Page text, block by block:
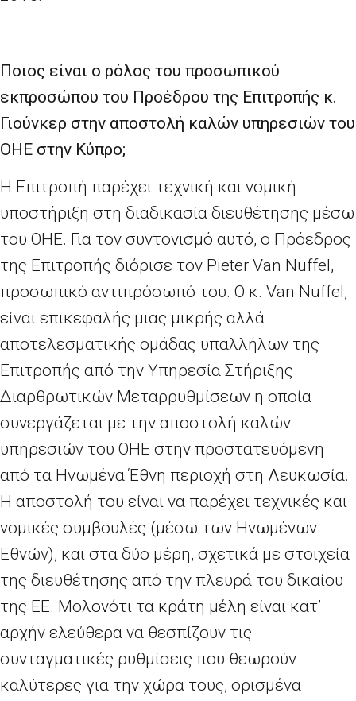
Ποιος είναι ο ρόλος του προσωπικού
εκπροσώπου του Προέδρου της Επιτροπής κ.
Γιούνκερ στην αποστολή καλών υπηρεσιών του
ΟΗΕ στην Κύπρο;
Η Επιτροπή παρέχει τεχνική και νομική
υποστήριξη στη διαδικασία διευθέτησης μέσω
του ΟΗΕ. Για τον συντονισμό αυτό, ο Πρόεδρος
της Επιτροπής διόρισε τον Pieter Van Nuffel,
προσωπικό αντιπρόσωπό του. Ο κ. Van Nuffel,
είναι επικεφαλής μιας μικρής αλλά
αποτελεσματικής ομάδας υπαλλήλων της
Επιτροπής από την Υπηρεσία Στήριξης
Διαρθρωτικών Μεταρρυθμίσεων η οποία
συνεργάζεται με την αποστολή καλών
υπηρεσιών του ΟΗΕ στην προστατευόμενη
από τα Ηνωμένα Έθνη περιοχή στη Λευκωσία.
Η αποστολή του είναι να παρέχει τεχνικές και
νομικές συμβουλές (μέσω των Ηνωμένων
Εθνών), και στα δύο μέρη, σχετικά με στοιχεία
της διευθέτησης από την πλευρά του δικαίου
της ΕΕ. Μολονότι τα κράτη μέλη είναι κατ’
αρχήν ελεύθερα να θεσπίζουν τις
συνταγματικές ρυθμίσεις που θεωρούν
καλύτερες για την χώρα τους, ορισμένα